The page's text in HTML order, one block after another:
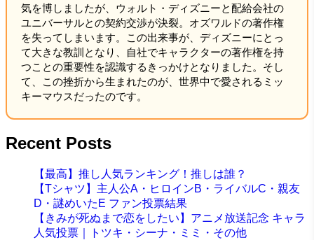
気を博しましたが、ウォルト・ディズニーと配給会社の
ユニバーサルとの契約交渉が決裂。オズワルドの著作権
を失ってしまいます。この出来事が、ディズニーにとっ
て大きな教訓となり、自社でキャラクターの著作権を持
つことの重要性を認識するきっかけとなりました。そし
て、この挫折から生まれたのが、世界中で愛されるミッ
キーマウスだったのです。
Recent Posts
【最高】推し人気ランキング！推しは誰？
【Tシャツ】主人公A・ヒロインB・ライバルC・親友
D・謎めいたE ファン投票結果
【きみが死ぬまで恋をしたい】アニメ放送記念 キャラ
人気投票｜トツキ・シーナ・ミミ・その他